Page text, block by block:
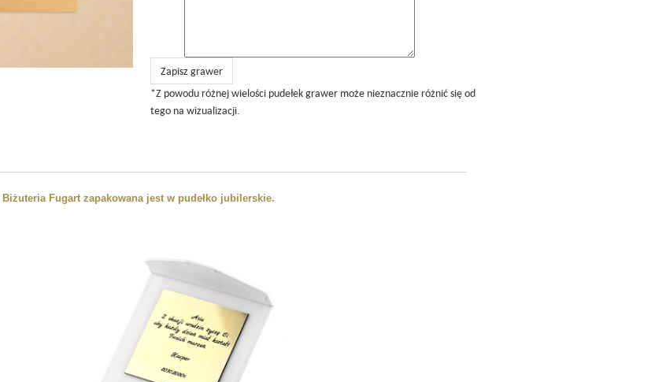
Zapisz grawer
*Z powodu różnej wielości pudełek grawer może nieznacznie różnić się od
tego na wizualizacji.
Biżuteria Fugart zapakowana jest w pudełko jubilerskie.